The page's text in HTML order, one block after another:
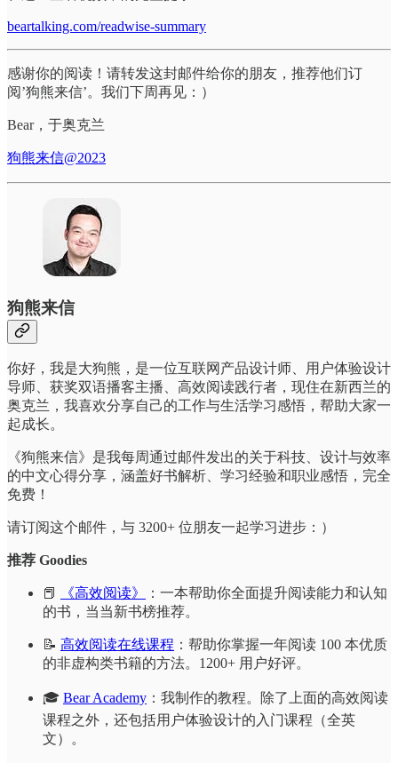
beartalking.com/readwise-summary
感谢你的阅读！请转发这封邮件给你的朋友，推荐他们订
阅’狗熊来信’。我们下周再见：）
Bear，于奥克兰
狗熊来信@2023
狗熊来信
你好，我是大狗熊，是一位互联网产品设计师、用户体验设计
导师、获奖双语播客主播、高效阅读践行者，现住在新西兰的
奥克兰，我喜欢分享自己的工作与生活学习感悟，帮助大家一
起成长。
《狗熊来信》是我每周通过邮件发出的关于科技、设计与效率
的中文心得分享，涵盖好书解析、学习经验和职业感悟，完全
免费！
请订阅这个邮件，与 3200+ 位朋友一起学习进步：）
推荐 Goodies
📕 《高效阅读》
：一本帮助你全面提升阅读能力和认知
的书，当当新书榜推荐。
📝 高效阅读在线课程 ：帮助你掌握一年阅读 100 本优质
的非虚构类书籍的方法。1200+ 用户好评。
🎓 Bear Academy ：我制作的教程。除了上面的高效阅读
课程之外，还包括用户体验设计的入门课程（全英
文）。